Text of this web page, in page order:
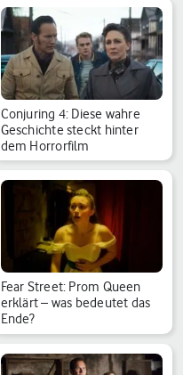
Conjuring 4: Diese wahre
Geschichte steckt hinter
dem Horrorfilm
Fear Street: Prom Queen
erklärt – was bedeutet das
Ende?